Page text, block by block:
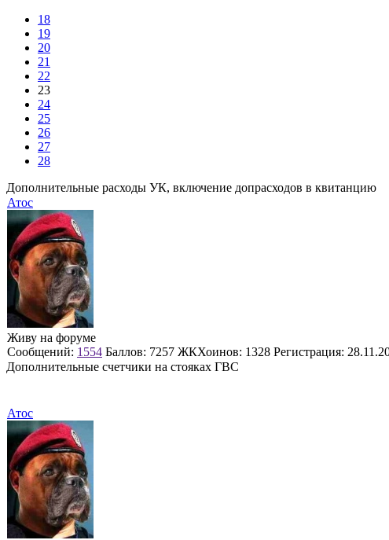
18
19
20
21
22
23
24
25
26
27
28
Дополнительные расходы УК, включение допрасходов в квитанцию
Атос
Живу на форуме
Сообщений: 1554 Баллов: 7257 ЖКХоинов: 1328 Регистрация:
Дополнительные счетчики на стояках ГВС
Атос